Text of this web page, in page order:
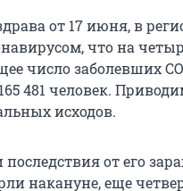
от 17 июня, в
что на
число заболевших
481 человек.
исходов.
от его
накануне, еще